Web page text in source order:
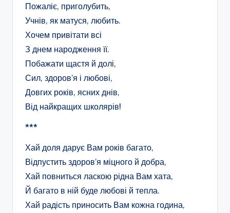
Пожаліє, приголубить,
Учнів, як матуся, любить.
Хочем привітати всі
З днем народження її.
Побажати щастя й долі,
Сил, здоров’я і любові,
Довгих років, ясних днів,
Від найкращих школярів!
***
Хай доля дарує Вам років багато,
Відпустить здоров’я міцного й добра,
Хай повниться ласкою рідна Вам хата,
Й багато в ній буде любові й тепла.
Хай радість приносить Вам кожна година,